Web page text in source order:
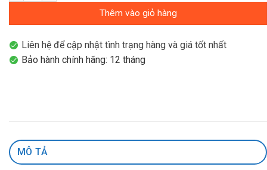
Thêm vào giỏ hàng
Liên hệ để cập nhật tình trạng hàng và giá tốt nhất
Bảo hành chính hãng: 12 tháng
MÔ TẢ